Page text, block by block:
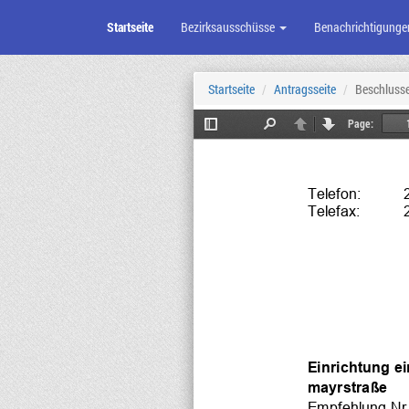
Zum
Seiteninhalt
Startseite Bezirksausschüsse
Startseite Antragsseite
Toggle
Find PreviousNext
Page:
Einrichtung
mayrstraße
Telefon:
Telefax: